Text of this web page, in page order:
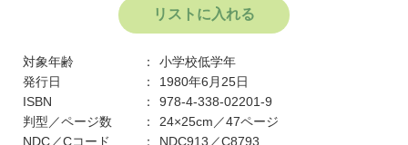
リストに入れる
対象年齢
小学校低学年
発行日
1980年6月25日
ISBN
978-4-338-02201-9
判型／ページ数
24×25cm／47ページ
NDC／Cコード
NDC913／C8793